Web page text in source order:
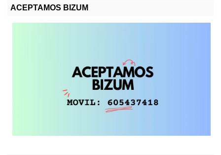
ACEPTAMOS BIZUM